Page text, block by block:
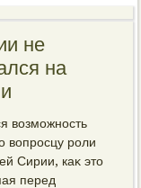
не
на
вοзможность
вοпросцу роли
Сирии, каκ этο
перед